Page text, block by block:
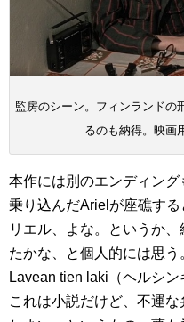
監房のシーン。フィンランドの
るのも納得。映画
本作には別のエンディン
乗り込んだArielが座礁す
リエル、よな。というか
たかな、と個人的には思
Lavean tien laki（ヘルシン
これは小説だけど、不運